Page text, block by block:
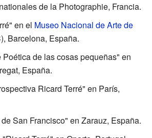
de la Photographie, Francia.
en el Museo Nacional de Arte de
Barcelona, España.
Poética de las cosas pequeñas" en
España.
Ricard Terré" en París,
San Francisco" en Zarauz, España.